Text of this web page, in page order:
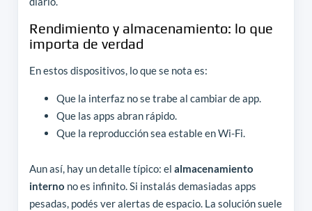
Rendimiento y almacenamiento: lo que
importa de verdad
En estos dispositivos, lo que se nota es:
Que la interfaz no se trabe al cambiar de app.
Que las apps abran rápido.
Que la reproducción sea estable en Wi-Fi.
Aun así, hay un detalle típico: el almacenamiento
interno no es infinito. Si instalás demasiadas apps
pesadas, podés ver alertas de espacio. La solución suele